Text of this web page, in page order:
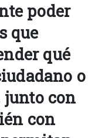
poder
que
qué
o
junto con
con